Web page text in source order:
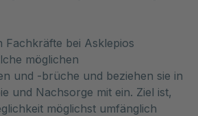
Fachkräfte bei Asklepios
möglichen
und -brüche und beziehen sie in
und Nachsorge mit ein. Ziel ist,
möglichst umfänglich